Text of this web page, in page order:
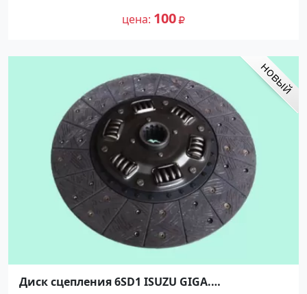
цена 100
Диск сцепления 6SD1 ISUZU GIGA.